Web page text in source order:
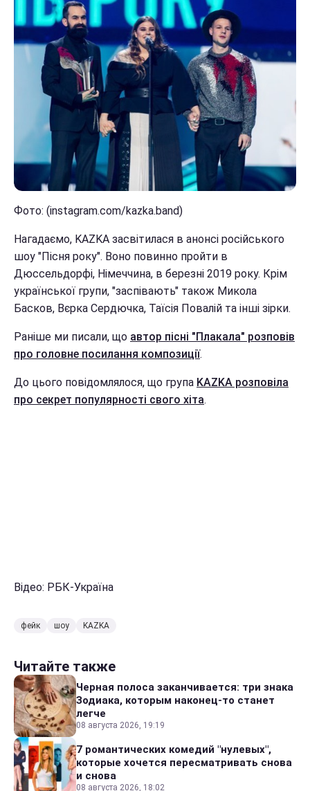
Фото: (instagram.com/kazka.band)
Нагадаємо, KAZKA засвітилася в анонсі російського
шоу "Пісня року". Воно повинно пройти в
Дюссельдорфі, Німеччина, в березні 2019 року. Крім
української групи, "заспівають" також Микола
Басков, Вєрка Сердючка, Таїсія Повалій та інші зірки.
Раніше ми писали, що автор пісні "Плакала" розповів
про головне посилання композиції.
До цього повідомлялося, що група KAZKA розповіла
про секрет популярності свого хіта.
Відео: РБК-Україна
фейк шоу KAZKA
Читайте также
Черная полоса заканчивается: три знака
Зодиака, которым наконец-то станет
легче
08 августа 2026, 19:19
7 романтических комедий "нулевых",
которые хочется пересматривать снова
и снова
08 августа 2026, 18:02